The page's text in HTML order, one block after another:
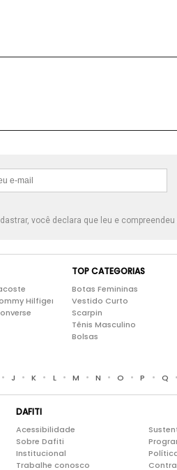
você declara que leu e compreendeu
Hilfiger
TOP CATEGORIAS
Botas Femininas
Vestido Curto
Scarpin
Tênis Masculino
Bolsas
• J • K • L • M • N • O • P • Q •
DAFITI
Acessibilidade
Sobre Dafiti
Institucional
Trabalhe conosco